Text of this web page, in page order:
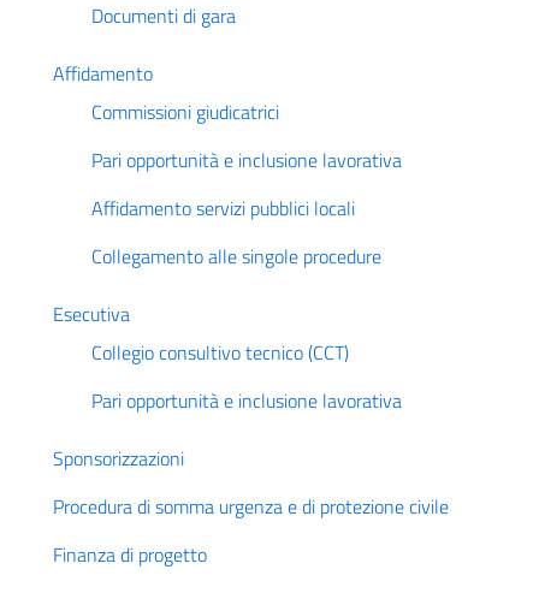
Documenti di gara
Affidamento
Commissioni giudicatrici
Pari opportunità e inclusione lavorativa
Affidamento servizi pubblici locali
Collegamento alle singole procedure
Esecutiva
Collegio consultivo tecnico (CCT)
Pari opportunità e inclusione lavorativa
Sponsorizzazioni
Procedura di somma urgenza e di protezione civile
Finanza di progetto